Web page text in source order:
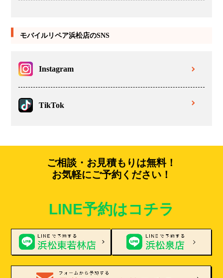
モバイルリペア浜松店のSNS
Instagram
TikTok
ご相談・お見積もりは無料！
お気軽にご予約ください！
LINE予約はコチラ